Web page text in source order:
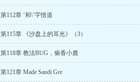
第112章 ‘和\’字悟道
第115章 《沙盘上的耳光》（3）
第118章 教法BUG，偷香小鹿
第121章 Made Saudi Gre